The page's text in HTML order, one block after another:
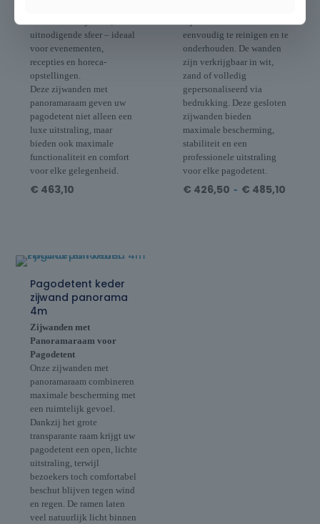
uitnodigende sfeer – ideaal
voor evenementen,
recepties en horeca-
opstellingen.
Deze zijwanden met
panoramaraam geven uw
pagodetent niet alleen een
luxe uitstraling, maar
bieden ook maximale
functionaliteit en comfort
voor elke gelegenheid.
€ 463,10
eenvoudig te reinigen en te
onderhouden. De wanden
zijn verkrijgbaar in wit,
zand of volledig
gepersonaliseerd via
bedrukking. Deze gesloten
zijwanden bieden
maximale bescherming,
stabiliteit en een
professionele uitstraling
voor elke pagodetent.
€ 426,50 - € 485,10
Pagodetent keder
zijwand panorama
4m
Zijwanden met
Panoramaraam voor
Pagodetent
Onze zijwanden met
panoramaraam combineren
maximale bescherming met
een ruimtelijk gevoel.
Dankzij het grote
transparante raam krijgt uw
pagodetent een open, lichte
uitstraling, terwijl
bezoekers toch comfortabel
beschut blijven tegen wind
en regen. De ramen laten
veel natuurlijk licht binnen